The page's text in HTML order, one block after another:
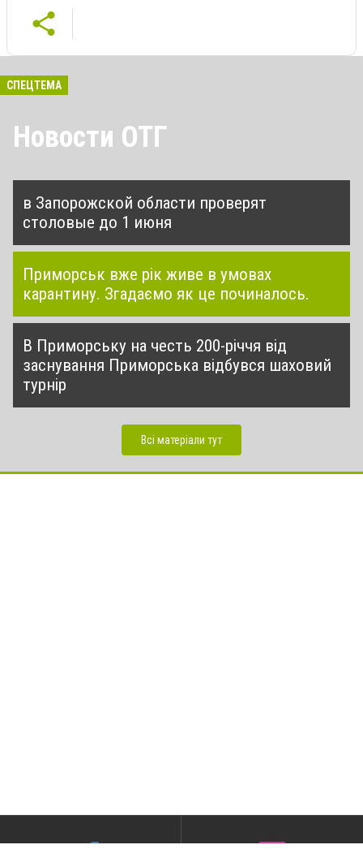
СПЕЦТЕМА
Новости ОТГ
в Запорожской области проверят
столовые до 1 июня
Приморськ вже рік живе в умовах
карантину. Згадаємо як це починалось.
В Приморську на честь 200-річчя від
заснування Приморська відбувся шаховий
турнір
Всі матеріали тут